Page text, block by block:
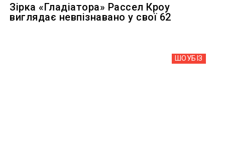
Зірка «Гладіатора» Рассел Кроу
виглядає невпізнавано у свої 62
ШОУБIЗ